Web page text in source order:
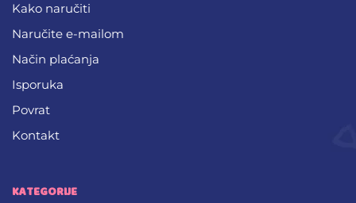
Kako naručiti
Naručite e-mailom
Način plaćanja
Isporuka
Povrat
Kontakt
KATEGORIJE